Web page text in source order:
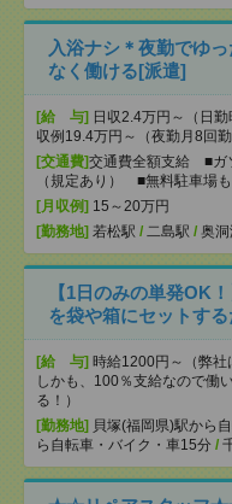
入浴ナシ＊夜勤でゆ
なく働ける[派遣]
[給 与] 日収2.4万円～（日
収例19.4万円～（夜勤月8回勤
[交通費]交通費全額支給 ■ガ
（規定あり） ■無料駐車場
[月収例] 15～20万円
[勤務地] 若松駅 / 二島駅 / 奥洞
【1日のみの単発OK
を袋や箱にセットす
[給 与] 時給1200円～（弊社
しかも、100％支給なので働
る！）
[勤務地] 貝塚(福岡県)駅から
ら自転車・バイク・車15分 /